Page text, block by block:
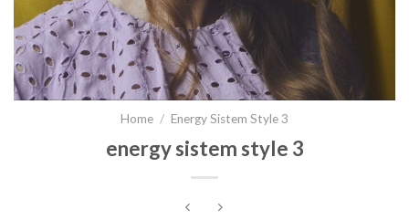
Home / Energy Sistem Style 3
energy sistem style 3